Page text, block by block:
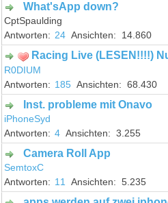
What'sApp down?
CptSpaulding
24
14.860
Racing Live (LESEN!!!!)
R0DIUM
185
68.430
Inst. probleme mit Onavo
iPhoneSyd
4
3.255
Camera Roll App
SemtoxC
11
5.235